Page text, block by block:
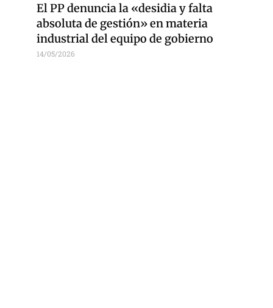
El PP denuncia la «desidia y falta
absoluta de gestión» en materia
industrial del equipo de gobierno
14/05/2026